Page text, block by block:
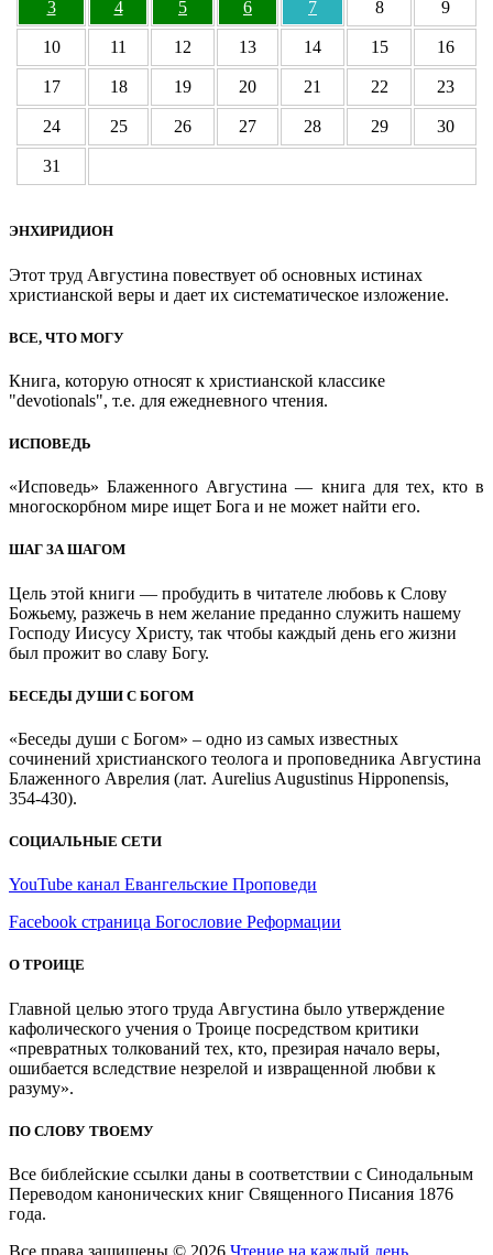
3 4 5 6 7 8 9
10 11 12 13 14 15 16
17 18 19 20 21 22 23
24 25 26 27 28 29 30
31
ЭНХИРИДИОН
Этот труд Августина повествует об основных истинах
христианской веры и дает их систематическое изложение.
ВСЕ, ЧТО МОГУ
Книга, которую относят к христианской классике
"devotionals", т.е. для ежедневного чтения.
ИСПОВЕДЬ
«Исповедь» Блаженного Августина — книга для тех, кто в
многоскорбном мире ищет Бога и не может найти его.
ШАГ ЗА ШАГОМ
Цель этой книги — пробудить в читателе любовь к Слову
Божьему, разжечь в нем желание преданно служить нашему
Господу Иисусу Христу, так чтобы каждый день его жизни
был прожит во славу Богу.
БЕСЕДЫ ДУШИ С БОГОМ
«Беседы души с Богом» – одно из самых известных
сочинений христианского теолога и проповедника Августина
Блаженного Аврелия (лат. Aurelius Augustinus Hipponensis,
354-430).
СОЦИАЛЬНЫЕ СЕТИ
YouTube канал Евангельские Проповеди
Facebook страница Богословие Реформации
О ТРОИЦЕ
Главной целью этого труда Августина было утверждение
кафолического учения о Троице посредством критики
«превратных толкований тех, кто, презирая начало веры,
ошибается вследствие незрелой и извращенной любви к
разуму».
ПО СЛОВУ ТВОЕМУ
Все библейские ссылки даны в соответствии с Синодальным
Переводом канонических книг Священного Писания 1876
года.
Все права защищены © 2026 Чтение на каждый день